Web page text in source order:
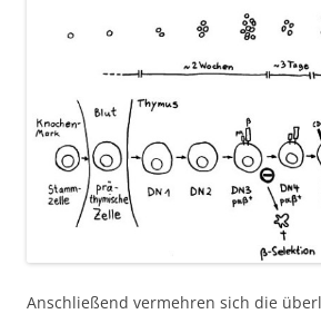
Anschließend vermehren sich die